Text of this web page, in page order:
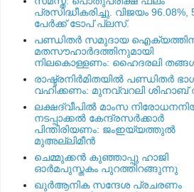
പ്രസിദ്ധീകരിച്ചു. വിജയം 96.08%,
പേര്‍ക്ക് ടോപ് പ്ലസ്.
പണ്ഡിതര്‍ സമുദായ
മതസൗഹാര്‍ദത്തിനുമായി
നിലകൊള്ളണം: ഹൈദരലി
രാഷ്ട്രനിര്‍മിതയില്‍ പണ്ഡിതര്‍
വഹിക്കണം: മുനവ്വറലി ശിഹാബ്
ലക്ഷദ്വീപില്‍ മാംസ
നടപ്പാക്കല്‍ കേന്ദ്രസര്‍ക്കാര്‍
പിന്തിരിയണം: ജംഇയ്യത്തുല്‍
മുഅല്ലിമീന്‍
ചെമ്മുക്കന്‍ കുഞ്ഞാപ്പു ഹാജി
ഓര്‍മപുസ്തകം പുറത്തിറങ്ങുന്നു
ഖുര്‍ആനിക സന്ദേശ പ്രചരണം